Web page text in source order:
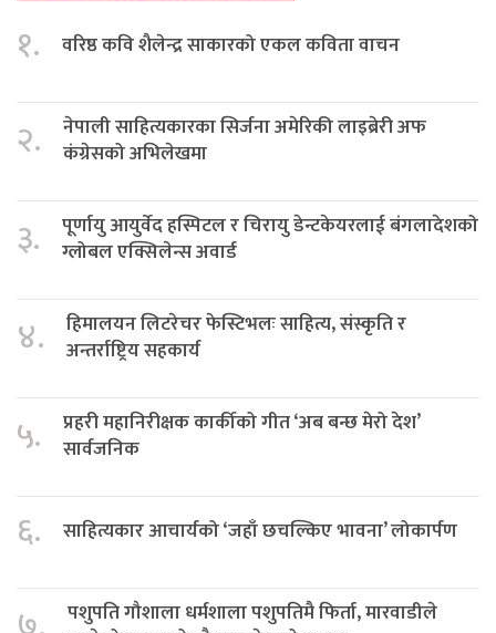
१. वरिष्ठ कवि शैलेन्द्र साकारको एकल कविता वाचन
२.
नेपाली साहित्यकारका सिर्जना अमेरिकी लाइब्रेरी अफ
कंग्रेसको अभिलेखमा
३.
पूर्णायु आयुर्वेद हस्पिटल र चिरायु डेन्टकेयरलाई बंगलादेशको
ग्लोबल एक्सिलेन्स अवार्ड
४.
हिमालयन लिटरेचर फेस्टिभलः साहित्य, संस्कृति र
अन्तर्राष्ट्रिय सहकार्य
५.
प्रहरी महानिरीक्षक कार्कीको गीत ‘अब बन्छ मेरो देश’
सार्वजनिक
६. साहित्यकार आचार्यको ‘जहाँ छचल्किए भावना’ लोकार्पण
पशुपति गौशाला धर्मशाला पशुपतिमै फिर्ता, मारवाडीले